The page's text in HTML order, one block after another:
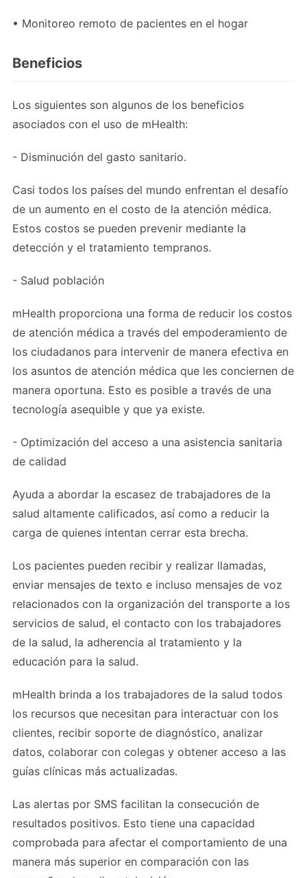
• Monitoreo remoto de pacientes en el hogar
Beneficios
Los siguientes son algunos de los beneficios
asociados con el uso de mHealth:
- Disminución del gasto sanitario.
Casi todos los países del mundo enfrentan el desafío
de un aumento en el costo de la atención médica.
Estos costos se pueden prevenir mediante la
detección y el tratamiento tempranos.
- Salud población
mHealth proporciona una forma de reducir los costos
de atención médica a través del empoderamiento de
los ciudadanos para intervenir de manera efectiva en
los asuntos de atención médica que les conciernen de
manera oportuna. Esto es posible a través de una
tecnología asequible y que ya existe.
- Optimización del acceso a una asistencia sanitaria
de calidad
Ayuda a abordar la escasez de trabajadores de la
salud altamente calificados, así como a reducir la
carga de quienes intentan cerrar esta brecha.
Los pacientes pueden recibir y realizar llamadas,
enviar mensajes de texto e incluso mensajes de voz
relacionados con la organización del transporte a los
servicios de salud, el contacto con los trabajadores
de la salud, la adherencia al tratamiento y la
educación para la salud.
mHealth brinda a los trabajadores de la salud todos
los recursos que necesitan para interactuar con los
clientes, recibir soporte de diagnóstico, analizar
datos, colaborar con colegas y obtener acceso a las
guías clínicas más actualizadas.
Las alertas por SMS facilitan la consecución de
resultados positivos. Esto tiene una capacidad
comprobada para afectar el comportamiento de una
manera más superior en comparación con las